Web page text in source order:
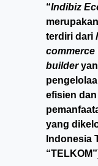
“Indibiz
terdiri dari
commerce
builder
efisien
yang
Indonesia